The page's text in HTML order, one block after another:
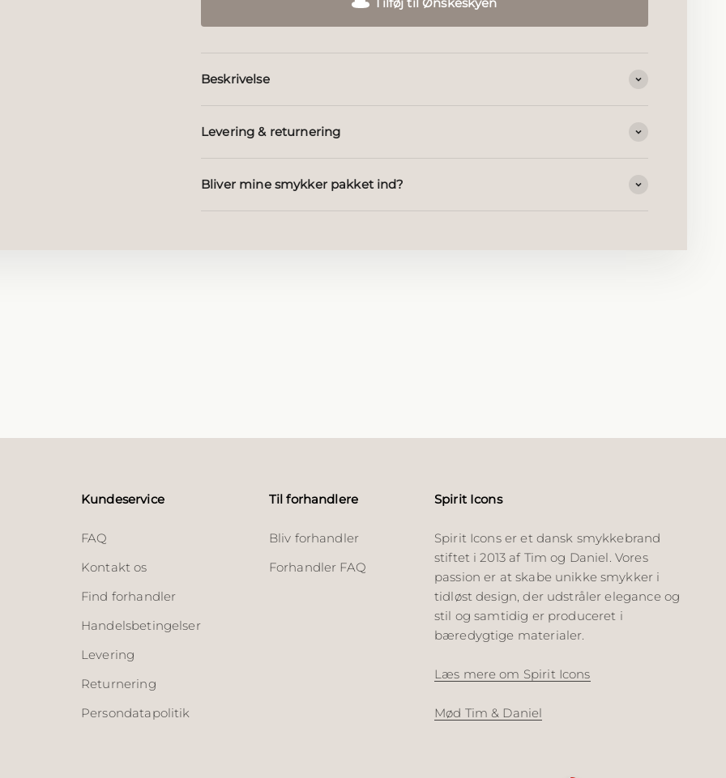
Beskrivelse
Levering & returnering
Bliver mine smykker pakket ind?
Kundeservice
FAQ
Kontakt os
Find forhandler
Handelsbetingelser
Levering
Returnering
Persondatapolitik
Til forhandlere
Bliv forhandler
Forhandler FAQ
Spirit Icons
Spirit Icons er et dansk smykkebrand
stiftet i 2013 af Tim og Daniel. Vores
passion er at skabe unikke smykker i
tidløst design, der udstråler elegance og
stil og samtidig er produceret i
bæredygtige materialer.
Læs mere om Spirit Icons
Mød Tim & Daniel